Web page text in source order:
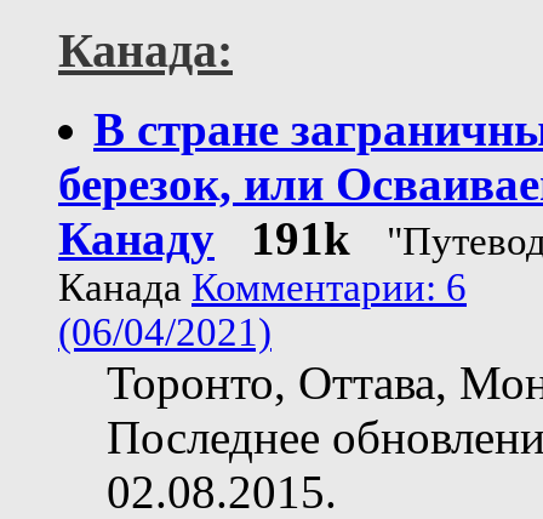
Канада:
В стране
березок, или
Канаду
191k
Канада Комментарии: 6
(06/04/2021)
Торонто, Оттава,
Последнее
02.08.2015.